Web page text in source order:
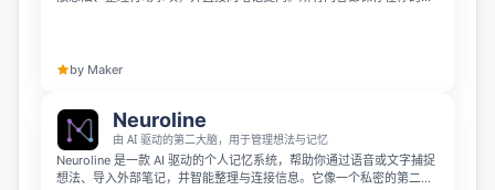
by Maker
Neuroline
由 AI 驱动的第二大脑，用于管理想法与记忆
Neuroline 是一款 AI 驱动的个人记忆系统，帮助你通过语音或文字捕捉
想法、导入外部笔记，并智能整理与连接信息。它像一个私密的第二大